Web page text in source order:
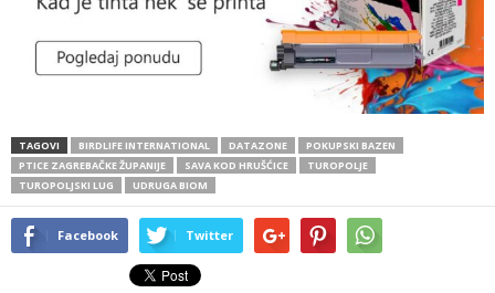
TAGOVI BIRDLIFE INTERNATIONAL DATAZONE
POKUPSKI BAZEN
PTICE ZAGREBAČKE ŽUPANIJE
SAVA KOD HRUŠĆICE
TUROPOLJE
TUROPOLJSKI LUG
UDRUGA BIOM
Facebook Twitter